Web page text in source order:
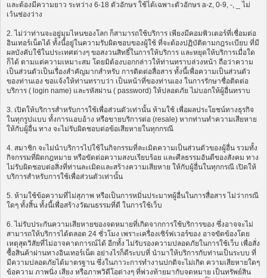
และต้องมีความยาว ระหว่าง 6-18 ตัวอักษร ใช้ได้เฉพาะตัวอักษร a-z, 0-9, -, _ ไม่
เว้นช่องว่าง
2. ไม่ว่าท่านจะอยู่มุมไหนของโลก ก็สามารถใช้บริการ เพียงมีคอมพิวเตอร์ที่เชื่อมต่อ
อินเทอร์เน็ตได้ ทั้งนี้อยู่ในความรับผิดชอบของผู้ใช้ ที่จะต้องปฏิบัติตามกฎระเบียบ ที่มี
ผลบังคับใช้ในประเทศต่างๆ ขอสงวนสิทธิ์ในการให้บริการ และหยุดให้บริการเมื่อใด
ก็ได้ ตามแต่ความเหมาะสม โดยมิต้องบอกกล่าวให้ท่านทราบล่วงหน้า ถือว่าความ
เป็นส่วนตัวเป็นเรื่องสำคัญมากสำหรับ การติดต่อสื่อสาร ทั้งนี้เพื่อความเป็นส่วนตัว
ของท่านเอง ขอแจ้งให้ท่านทราบว่า เป็นหน้าที่ของท่านเอง ในการรักษาชื่อติดต่อ
บริการ ( login name) และรหัสผ่าน ( password) ให้ปลอดภัย ไม่บอกให้ผู้อื่นทราบ
3. เปิดให้บริการสำหรับการใช้เพื่อส่วนตัวเท่านั้น ห้ามใช้ เพื่อผลประโยชน์ทางธุรกิจ
ในทุกรูปแบบ ทั้งการแอบอ้าง หรือขายบริการต่อ (resale) หากท่านทำความเสียหาย
ให้กับผู้อื่น ทาง จะไม่รับผิดชอบต่อข้อเสียหายในทุกกรณี
4. สมาชิก จะไม่นำบริการไปใช้ในกิจกรรมที่ละเมิดความเป็นส่วนตัวของผู้อื่น รวมทั้ง
กิจกรรมที่ผิดกฎหมาย หรือขัดต่อความสงบเรียบร้อย และศีลธรรมอันดีของสังคม ทาง
ไม่รับผิดชอบต่อสิ่งที่ท่านละเมิดและสร้างความเสียหาย ให้กับผู้อื่นในทุกกรณี เปิดให้
บริการสำหรับการใช้เพื่อส่วนตัวเท่านั้น
5. ห้ามใช้ข้อความที่ไม่สุภาพ หรือเป็นการหมิ่นประมาทผู้อื่นในการสื่อสาร ไม่ว่ากรณี
ใดๆ ทั้งสิ้น ทั้งนี้เพื่อสร้างวัฒนธรรมที่ดี ในการใช้เว็บ
6. ไม่รับประกันความเสียหายของจดหมายที่เกิดจากการใช้บริการของ ซึ่งอาจจะไม่
สามารถให้บริการได้ตลอด 24 ชั่วโมง เพราะเครื่องเซิร์ฟเวอร์ของ อาจขัดข้องโดย
เหตุสุดวิสัยที่ไม่อาจคาดการณ์ได้ อีกทั้ง ไม่รับรองความปลอดภัยในการใช้เว็บ เพื่อสั่ง
ซื้อสินค้าผ่านทางอินเทอร์เน็ต อย่างไรก็ดีระบบที่ นำมาให้บริการกับท่านเป็นระบบ ที่
มีความปลอดภัยได้มาตรฐาน ซึ่งในภาวะการทำงานปกติจะไม่เกิด ความเสียหายใดๆ
ข้อความ ภาพนิ่ง เสียง หรือภาพวิดีโอต่างๆ ที่พ่วงท้ายมากับจดหมาย เป็นทรัพย์สิน